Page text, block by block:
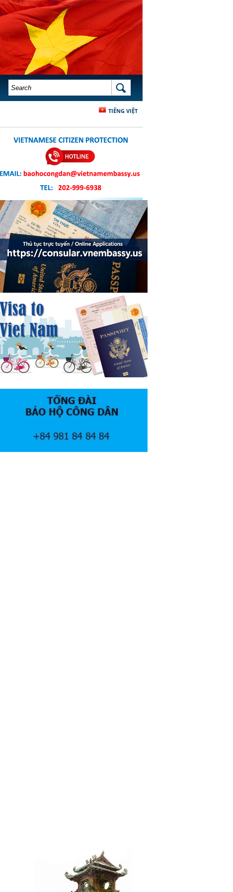
SEARCH FORM SEARCH
TIẾNG VIỆT